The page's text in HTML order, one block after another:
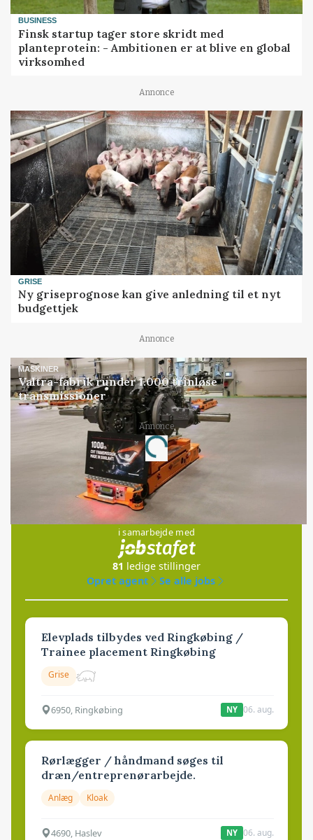
BUSINESS
Finsk startup tager store skridt med
planteprotein: - Ambitionen er at blive en global
virksomhed
Annonce
GRISE
Ny griseprognose kan give anledning til et nyt
budgettjek
Annonce
MASKINER
Valtra-fabrik runder 1.000 trinløse
transmissioner
Annonce
Loading...
Jobs
i samarbejde med
81 ledige stillinger
Opret agent
Se alle jobs
Elevplads tilbydes ved Ringkøbing /
Trainee placement Ringkøbing
Grise
6950, Ringkøbing NY 06. aug.
Rørlægger / håndmand søges til
dræn/entreprenørarbejde.
Anlæg Kloak
4690, Haslev NY 06. aug.